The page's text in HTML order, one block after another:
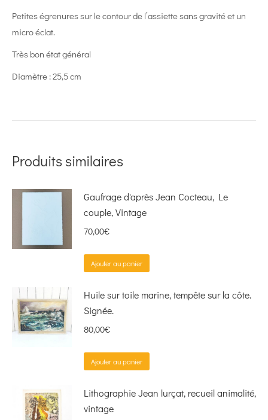
Petites égrenures sur le contour de l’assiette sans gravité et un
micro éclat.
Très bon état général
Diamètre : 25,5 cm
Produits similaires
Gaufrage d'après Jean Cocteau, Le
couple, Vintage
70,00€
Ajouter au panier
Huile sur toile marine, tempête sur la côte.
Signée.
80,00€
Ajouter au panier
Lithographie Jean lurçat, recueil animalité,
vintage